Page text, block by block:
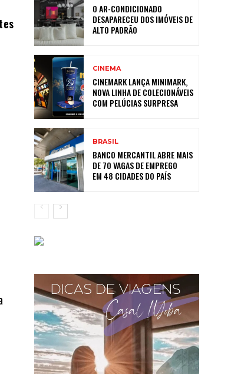
O AR-CONDICIONADO
DESAPARECEU DOS IMÓVEIS DE
ALTO PADRÃO
CINEMA
CINEMARK LANÇA MINIMARK,
NOVA LINHA DE COLECIONÁVEIS
COM PELÚCIAS SURPRESA
BRASIL
BANCO MERCANTIL ABRE MAIS
DE 70 VAGAS DE EMPREGO
EM 48 CIDADES DO PAÍS